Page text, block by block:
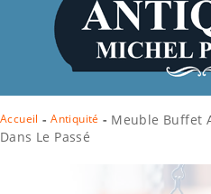
Accueil - Antiquité - Meuble Buffet
Dans Le Passé